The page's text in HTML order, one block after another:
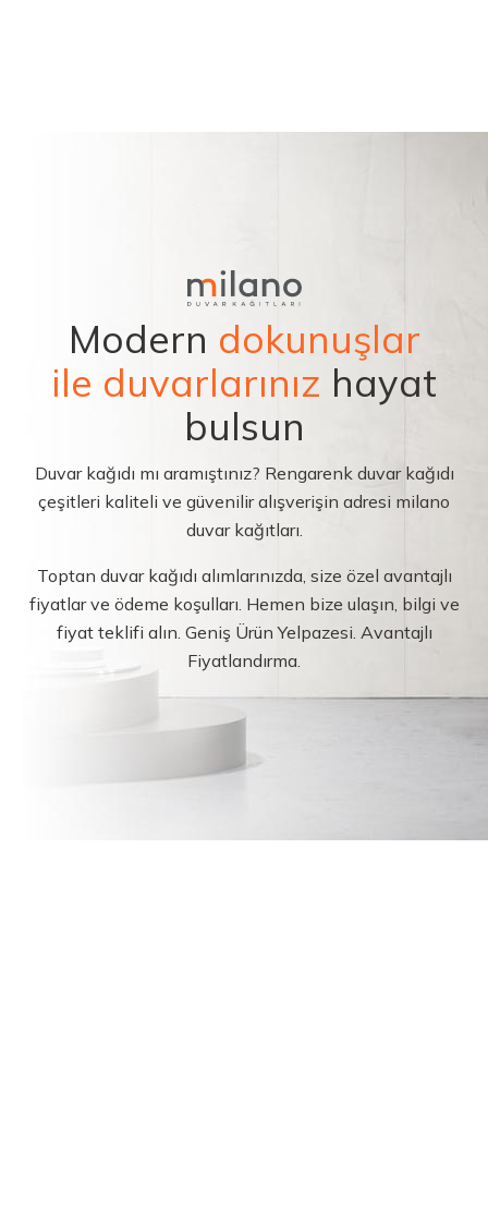
Modern dokunuşlar
ile duvarlarınız hayat
bulsun
Duvar kağıdı mı aramıştınız? Rengarenk duvar kağıdı
çeşitleri kaliteli ve güvenilir alışverişin adresi milano
duvar kağıtları.
Toptan duvar kağıdı alımlarınızda, size özel avantajlı
fiyatlar ve ödeme koşulları. Hemen bize ulaşın, bilgi ve
fiyat teklifi alın. Geniş Ürün Yelpazesi. Avantajlı
Fiyatlandırma.